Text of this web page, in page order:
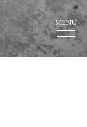
MENU